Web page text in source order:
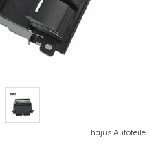
hajus Autoteile